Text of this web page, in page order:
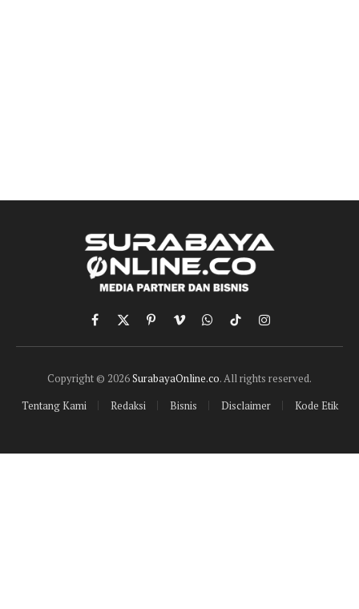
Facebook
X
(Twitter)
PinterestVimeoWhatsApp
TikTokInstagram
Copyright © 2026SurabayaOnline.co. All rights reserved.
Tentang Kami
Redaksi Bisnis Disclaimer Kode Etik